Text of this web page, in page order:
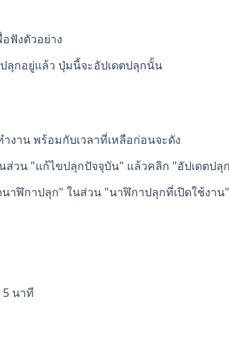
ฟังตัวอย่าง
ลุกอยู่แล้ว ปุ่มนี้จะอัปเดตปลุกนั้น
งาน พร้อมกับเวลาที่เหลือก่อนจะดัง
ส่วน "แก้ไขปลุกปัจจุบัน" แล้วคลิก "อัปเดตปลุ
าฬิกาปลุก" ในส่วน "นาฬิกาปลุกที่เปิดใช้งาน"
5 นาที